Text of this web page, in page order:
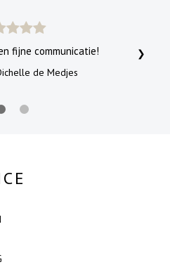
fijne communicatie!
de Medjes
❯